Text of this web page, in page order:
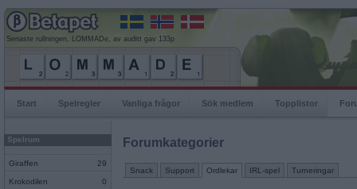
Senaste rullningen, LOMMADe, av auditt gav 133p
Start Spelregler Vanliga frågor Sök medlem Topplistor
Spelrum
Giraffen 29
Krokodilen 0
Forumkategorier
Snack Support Ordlekar IRL-spel Turneringar